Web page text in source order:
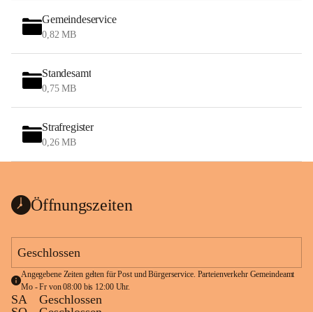
Gemeindeservice
0,82 MB
Standesamt
0,75 MB
Strafregister
0,26 MB
Öffnungszeiten
Geschlossen
Angegebene Zeiten gelten für Post und Bürgerservice. Parteienverkehr Gemeindeamt
Mo - Fr von 08:00 bis 12:00 Uhr.
SA
Geschlossen